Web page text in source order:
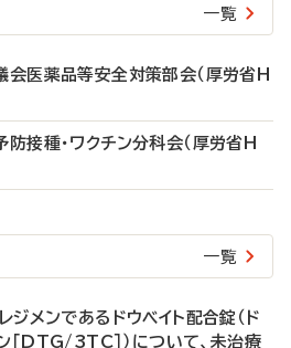
一覧
医薬品等安全対策部会（厚労省H
接種・ワクチン分科会（厚労省H
一覧
ジメンであるドウベイト配合錠（ド
［DTG/3TC］）について、未治療